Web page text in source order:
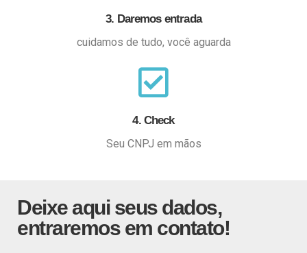
3. Daremos entrada
cuidamos de tudo, você aguarda
4. Check
Seu CNPJ em mãos
Deixe aqui seus dados,
entraremos em contato!